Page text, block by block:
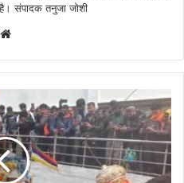
है। संपादक तनुजा जोशी
b
s
i
t
e